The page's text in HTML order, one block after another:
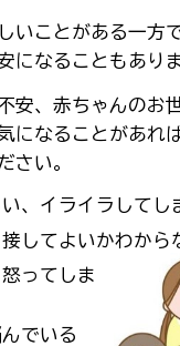
いことがある一方
になることもありま
安、赤ちゃんのお
になることがあれ
さい。
、イライラしてし
してよいかわから
ってしま
でいる